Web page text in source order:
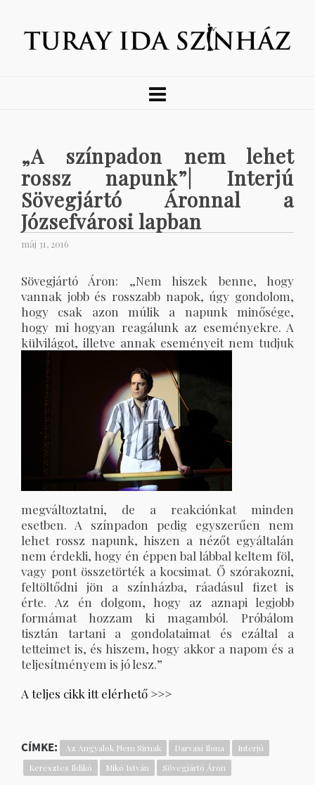
„A színpadon nem lehet
rossz napunk”| Interjú
Sövegjártó Áronnal a
Józsefvárosi lapban
máj 31, 2016
Sövegjártó Áron: „Nem hiszek benne, hogy
vannak jobb és rosszabb napok, úgy gondolom,
hogy csak azon múlik a napunk minősége,
hogy mi hogyan reagálunk az eseményekre. A
külvilágot, illetve annak eseményeit nem tudjuk
megváltoztatni, de a reakciónkat minden
esetben. A színpadon pedig egyszerűen nem
lehet rossz napunk, hiszen a nézőt egyáltalán
nem érdekli, hogy én éppen bal lábbal keltem föl,
vagy pont összetörték a kocsimat. Ő szórakozni,
feltöltődni jön a színházba, ráadásul fizet is
érte. Az én dolgom, hogy az aznapi legjobb
formámat hozzam ki magamból. Próbálom
tisztán tartani a gondolataimat és ezáltal a
tetteimet is, és hiszem, hogy akkor a napom és a
teljesítményem is jó lesz.”
A teljes cikk itt elérhető >>>
CÍMKE: Az Angyalok Nem Sírnak Darvasi Ilona
Interjú
Keresztes Ildikó
Mikó István Sövegjártó Áron